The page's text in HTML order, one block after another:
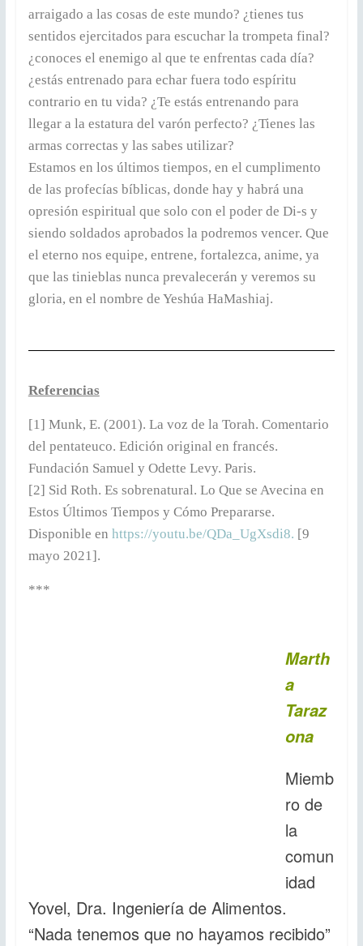
arraigado a las cosas de este mundo? ¿tienes tus
sentidos ejercitados para escuchar la trompeta final?
¿conoces el enemigo al que te enfrentas cada día?
¿estás entrenado para echar fuera todo espíritu
contrario en tu vida? ¿Te estás entrenando para
llegar a la estatura del varón perfecto? ¿Tienes las
armas correctas y las sabes utilizar?
Estamos en los últimos tiempos, en el cumplimento
de las profecías bíblicas, donde hay y habrá una
opresión espiritual que solo con el poder de Di-s y
siendo soldados aprobados la podremos vencer. Que
el eterno nos equipe, entrene, fortalezca, anime, ya
que las tinieblas nunca prevalecerán y veremos su
gloria, en el nombre de Yeshúa HaMashiaj.
Referencias
[1] Munk, E. (2001). La voz de la Torah. Comentario
del pentateuco. Edición original en francés.
Fundación Samuel y Odette Levy. Paris.
[2] Sid Roth. Es sobrenatural. Lo Que se Avecina en
Estos Últimos Tiempos y Cómo Prepararse.
Disponible en https://youtu.be/QDa_UgXsdi8. [9
mayo 2021].
***
Marth
a
Taraz
ona
Miemb
ro de
la
comun
idad
Yovel, Dra. Ingeniería de Alimentos.
“Nada tenemos que no hayamos recibido”